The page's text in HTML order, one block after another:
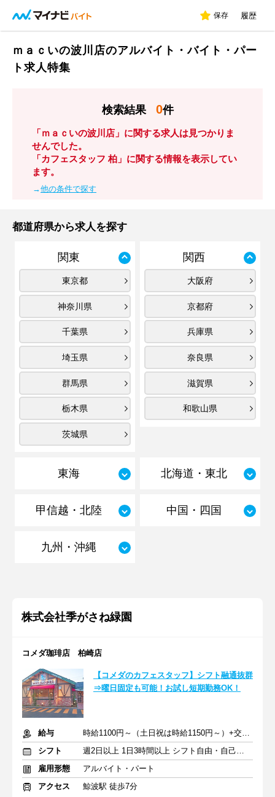
保存 履歴
ｍａｃいの波川店のアルバイト・バイト・パー
ト求人特集
検索結果 0件
「ｍａｃいの波川店」に関する求人は見つかりま
せんでした。
「カフェスタッフ 柏」に関する情報を表示してい
ます。
→他の条件で探す
都道府県から求人を探す
関東
東京都
神奈川県
千葉県
埼玉県
群馬県
栃木県
茨城県
関西
大阪府
京都府
兵庫県
奈良県
滋賀県
和歌山県
東海 北海道・東北
甲信越・北陸 中国・四国
九州・沖縄
株式会社季がさね緑園
コメダ珈琲店 柏崎店
【コメダのカフェスタッフ】シフト融通抜群
⇒曜日固定も可能！お試し短期勤務OK！
給与
時給1100円～（土日祝は時給1150円～）+交通費
シフト
週2日以上 1日3時間以上 シフト自由・自己申告
雇用形態
アルバイト・パート
アクセス
鯨波駅 徒歩7分